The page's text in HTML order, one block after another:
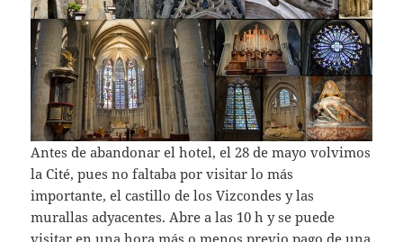
Antes de abandonar el hotel, el 28 de mayo volvimos
la Cité, pues no faltaba por visitar lo más
importante, el castillo de los Vizcondes y las
murallas adyacentes. Abre a las 10 h y se puede
visitar en una hora más o menos previo pago de una